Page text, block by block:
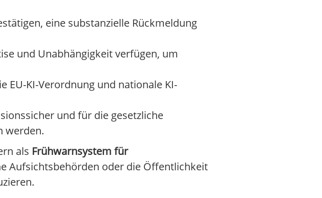
eine substanzielle Rückmeldung
und Unabhängigkeit verfügen, um
EU-KI-Verordnung und nationale KI-
und für die gesetzliche
werden.
als Frühwarnsystem für
Aufsichtsbehörden oder die Öffentlichkeit